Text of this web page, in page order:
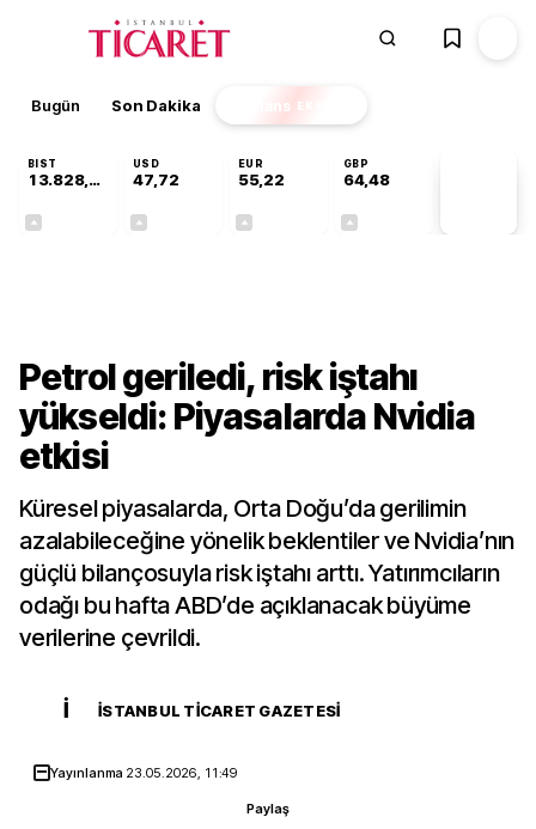
Bugün Son Dakika Finans EKSTRA
BIST
13.828,96
USD
47,72
EUR
55,22
GBP
64,48
Petrol geriledi, risk iştahı
yükseldi: Piyasalarda Nvidia
etkisi
Küresel piyasalarda, Orta Doğu’da gerilimin
azalabileceğine yönelik beklentiler ve Nvidia’nın
güçlü bilançosuyla risk iştahı arttı. Yatırımcıların
odağı bu hafta ABD’de açıklanacak büyüme
verilerine çevrildi.
İ İSTANBUL TICARET GAZETESI
Yayınlanma 23.05.2026, 11:49
Paylaş